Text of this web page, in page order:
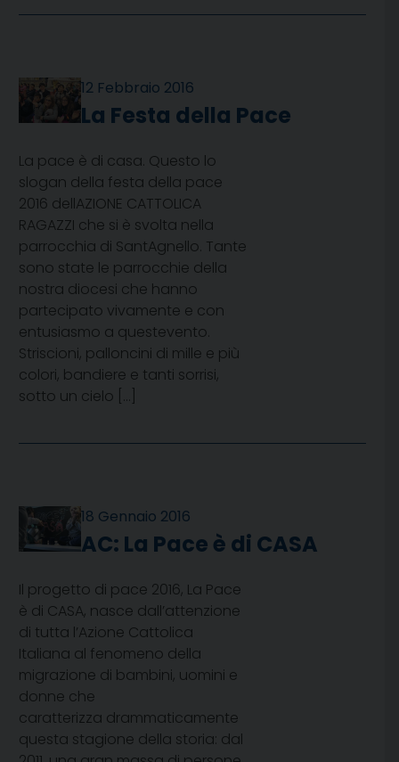
12 Febbraio 2016
La Festa della Pace
La pace è di casa. Questo lo
slogan della festa della pace
2016 dellAZIONE CATTOLICA
RAGAZZI che si è svolta nella
parrocchia di SantAgnello. Tante
sono state le parrocchie della
nostra diocesi che hanno
partecipato vivamente e con
entusiasmo a questevento.
Striscioni, palloncini di mille e più
colori, bandiere e tanti sorrisi,
sotto un cielo […]
18 Gennaio 2016
AC: La Pace è di CASA
Il progetto di pace 2016, La Pace
è di CASA, nasce dall’attenzione
di tutta l’Azione Cattolica
Italiana al fenomeno della
migrazione di bambini, uomini e
donne che
caratterizza drammaticamente
questa stagione della storia: dal